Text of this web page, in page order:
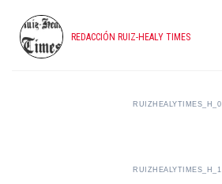
REDACCIÓN RUIZ-HEALY TIMES
RUIZHEALYTIMES_H_0
RUIZHEALYTIMES_H_1